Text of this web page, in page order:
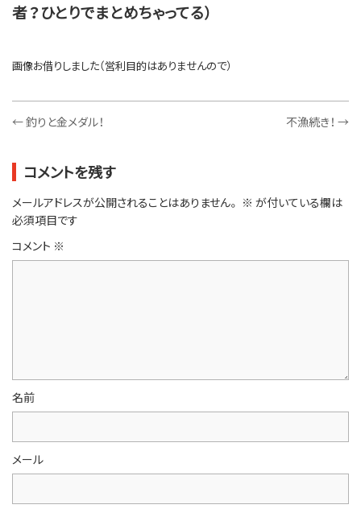
者？ひとりでまとめちゃってる）
画像お借りしました（営利目的はありませんので）
←釣りと金メダル！ 不漁続き！ →
コメントを残す
メールアドレスが公開されることはありません。 ※ が付いている欄は
必須項目です
コメント ※
名前
メール